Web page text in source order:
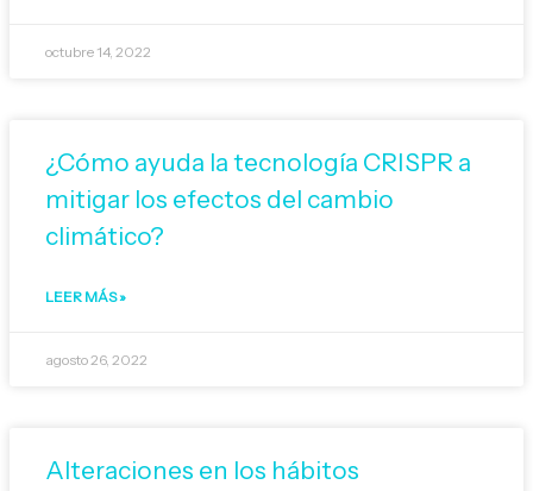
octubre 14, 2022
¿Cómo ayuda la tecnología CRISPR a
mitigar los efectos del cambio
climático?
LEER MÁS »
agosto 26, 2022
Alteraciones en los hábitos